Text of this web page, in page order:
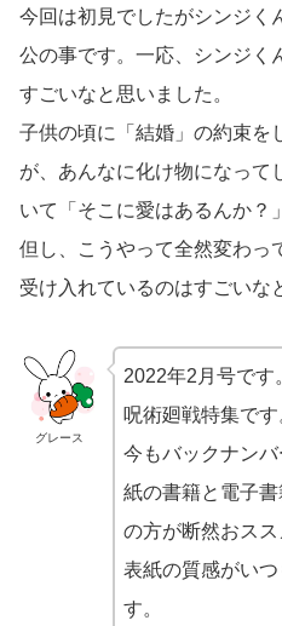
今回は初見でしたがシンジく
公の事です。一応、シンジく
すごいなと思いました。
子供の頃に「結婚」の約束を
が、あんなに化け物になって
いて「そこに愛はあるんか？
但し、こうやって全然変わっ
受け入れているのはすごいな
グレース
2022年2月号です
呪術廻戦特集です
今もバックナンバ
紙の書籍と電子
の方が断然おスス
表紙の質感がい
す。